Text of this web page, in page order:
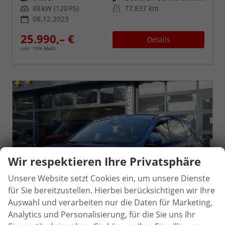
Leistung 88 kW (120 PS) Kilometerstand 77.837 km
08.12.2023
25.990,– €
inkl. 19% MwSt.
Details
Wir respektieren Ihre Privatsphäre
Unsere Website setzt Cookies ein, um unsere Dienste
für Sie bereitzustellen. Hierbei berücksichtigen wir Ihre
Auswahl und verarbeiten nur die Daten für Marketing,
Analytics und Personalisierung, für die Sie uns Ihr